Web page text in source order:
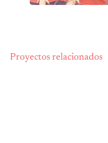
Proyectos relacionados